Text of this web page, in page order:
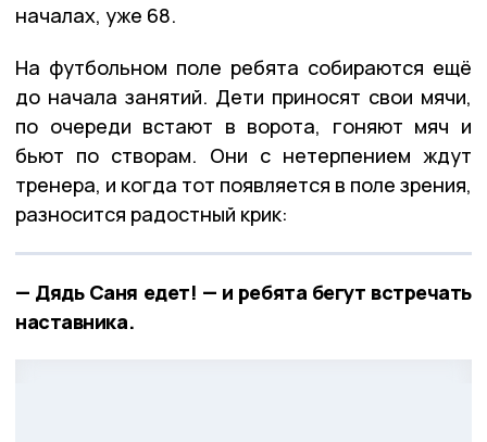
началах, уже 68.
На футбольном поле ребята собираются ещё
до начала занятий. Дети приносят свои мячи,
по очереди встают в ворота, гоняют мяч и
бьют по створам. Они с нетерпением ждут
тренера, и когда тот появляется в поле зрения,
разносится радостный крик:
— Дядь Саня едет! — и ребята бегут встречать
наставника.